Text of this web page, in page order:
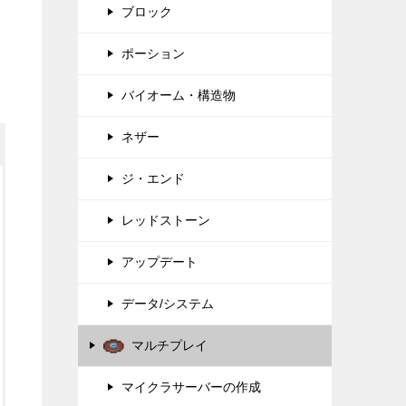
ブロック
ポーション
バイオーム・構造物
ネザー
ジ・エンド
レッドストーン
アップデート
データ/システム
マルチプレイ
マイクラサーバーの作成